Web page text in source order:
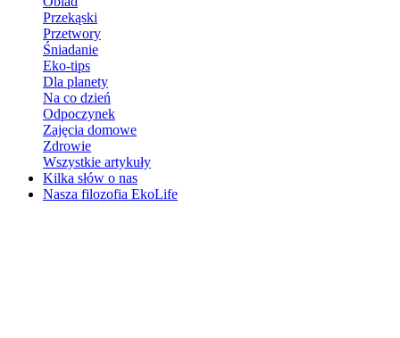
Przekąski
Przetwory
Śniadanie
Eko-tips
Dla planety
Na co dzień
Odpoczynek
Zajęcia domowe
Zdrowie
Wszystkie artykuły
Kilka słów o nas
Nasza filozofia EkoLife